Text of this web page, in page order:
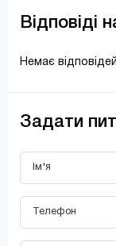
Відповіді
Немає
Задати